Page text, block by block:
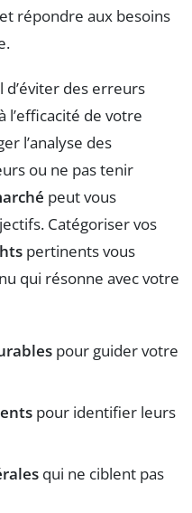
répondre aux besoins
des erreurs
l’efficacité de votre
l’analyse des
ou ne pas tenir
peut vous
Catégoriser vos
pertinents vous
qui résonne avec votre
pour guider votre
pour identifier leurs
qui ne ciblent pas